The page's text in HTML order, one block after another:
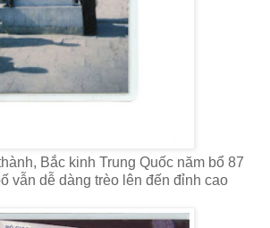
Bắc kinh Trung Quốc năm bổ 87
vẫn dễ dàng trèo lên đến đỉnh cao